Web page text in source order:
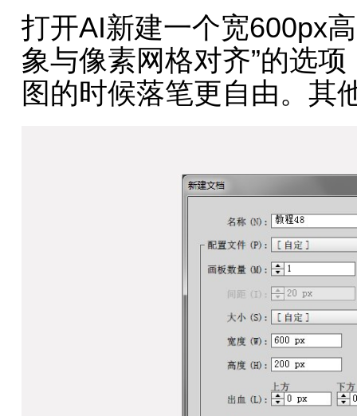
打开AI新建一个宽600px
象与像素网格对齐”的选
图的时候落笔更自由。其